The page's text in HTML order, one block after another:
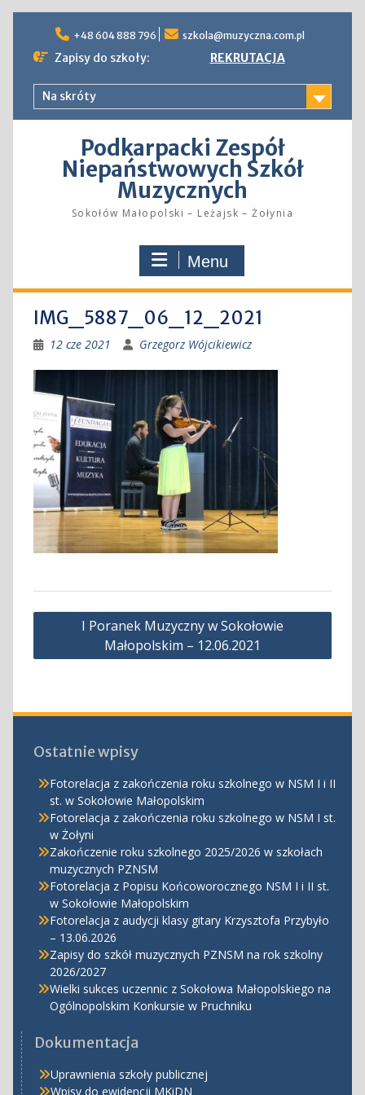
content
+48 604 888 796 szkola@muzyczna.com.pl
Zapisy do szkoły: REKRUTACJA
Na skróty
Podkarpacki Zespół
Niepaństwowych Szkół
Muzycznych
Sokołów Małopolski – Leżajsk – Żołynia
Menu
IMG_5887_06_12_2021
12 cze 2021 Grzegorz Wójcikiewicz
Nawigacja
I Poranek Muzyczny w Sokołowie
Małopolskim – 12.06.2021
Ostatnie wpisy
Fotorelacja z zakończenia roku szkolnego w NSM I i II
st. w Sokołowie Małopolskim
Fotorelacja z zakończenia roku szkolnego w NSM I st.
w Żołyni
Zakończenie roku szkolnego 2025/2026 w szkołach
muzycznych PZNSM
Fotorelacja z Popisu Końcoworocznego NSM I i II st.
w Sokołowie Małopolskim
Fotorelacja z audycji klasy gitary Krzysztofa Przybyło
– 13.06.2026
Zapisy do szkół muzycznych PZNSM na rok szkolny
2026/2027
Wielki sukces uczennic z Sokołowa Małopolskiego na
Ogólnopolskim Konkursie w Pruchniku
Dokumentacja
Uprawnienia szkoły publicznej
Wpisy do ewidencji MKiDN